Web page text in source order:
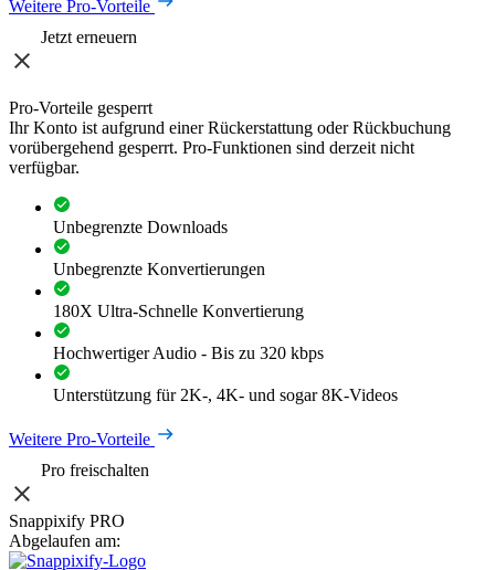
Weitere Pro-Vorteile
Jetzt erneuern
Pro-Vorteile gesperrt
Ihr Konto ist aufgrund einer Rückerstattung oder Rückbuchung
vorübergehend gesperrt. Pro-Funktionen sind derzeit nicht
verfügbar.
Unbegrenzte Downloads
Unbegrenzte Konvertierungen
180X Ultra-Schnelle Konvertierung
Hochwertiger Audio - Bis zu 320 kbps
Unterstützung für 2K-, 4K- und sogar 8K-Videos
Weitere Pro-Vorteile
Pro freischalten
Snappixify PRO
Abgelaufen am: